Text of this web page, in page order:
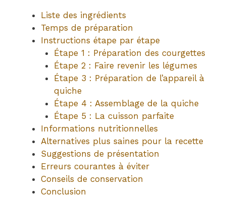
Liste des ingrédients
Temps de préparation
Instructions étape par étape
Étape 1 : Préparation des courgettes
Étape 2 : Faire revenir les légumes
Étape 3 : Préparation de l’appareil à
quiche
Étape 4 : Assemblage de la quiche
Étape 5 : La cuisson parfaite
Informations nutritionnelles
Alternatives plus saines pour la recette
Suggestions de présentation
Erreurs courantes à éviter
Conseils de conservation
Conclusion